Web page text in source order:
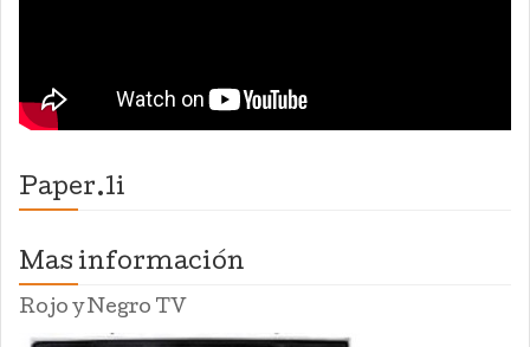
Paper.li
Mas información
Rojo y Negro TV